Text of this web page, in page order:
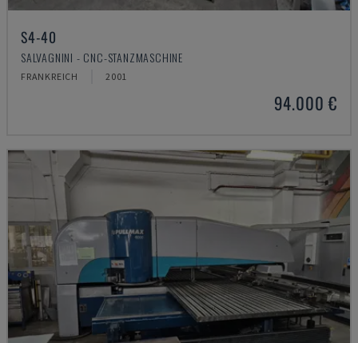
S4-40
SALVAGNINI - CNC-STANZMASCHINE
FRANKREICH 2001
94.000 €